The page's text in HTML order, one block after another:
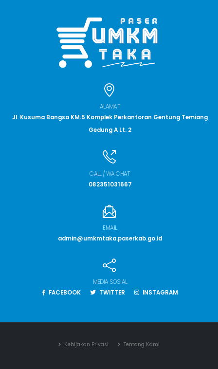
ALAMAT
Jl. Kusuma Bangsa KM.5 Komplek Perkantoran Gentung Temiang
Gedung A Lt. 2
CALL / WA CHAT
082351031667
EMAIL
admin@umkmtaka.paserkab.go.id
MEDIA SOSIAL
FACEBOOK
TWITTER INSTAGRAM
Kebijakan Privasi Tentang Kami